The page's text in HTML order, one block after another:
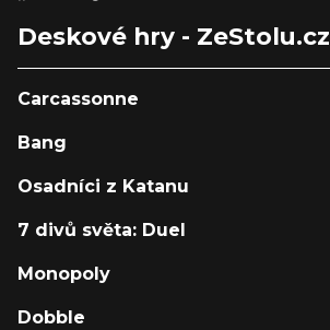
Deskové hry - ZeStolu.cz
Carcassonne
Bang
Osadníci z Katanu
7 divů světa: Duel
Monopoly
Dobble